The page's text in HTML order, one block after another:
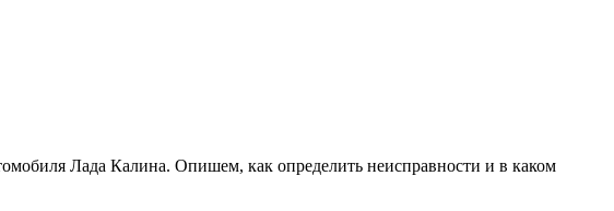
Лада Калина. Опишем, как определить неисправности и в каком